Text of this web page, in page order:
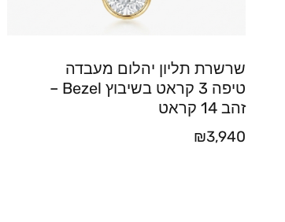
שרשרת תליון יהלום מעבדה
טיפה 3 קראט בשיבוץ Bezel –
זהב 14 קראט
₪3,940